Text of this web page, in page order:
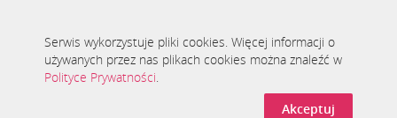
Serwis wykorzystuje pliki cookies. Więcej informacji o
używanych przez nas plikach cookies można znaleźć w
Polityce Prywatności.
Akceptuj